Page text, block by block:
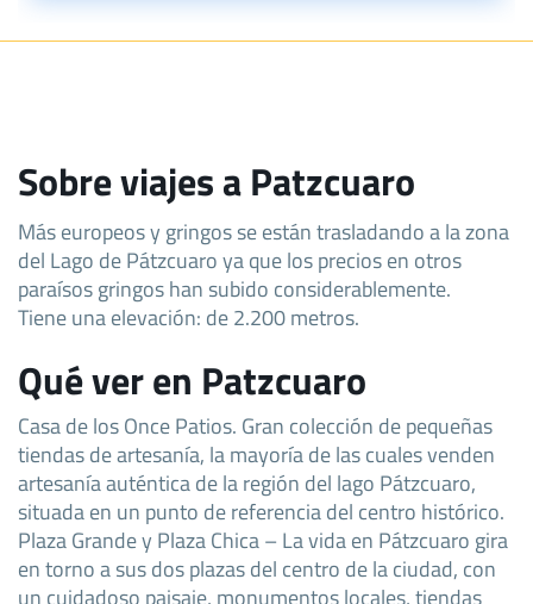
Sobre viajes a Patzcuaro
Más europeos y gringos se están trasladando a la zona
del Lago de Pátzcuaro ya que los precios en otros
paraísos gringos han subido considerablemente.
Tiene una elevación: de 2.200 metros.
Qué ver en Patzcuaro
Casa de los Once Patios. Gran colección de pequeñas
tiendas de artesanía, la mayoría de las cuales venden
artesanía auténtica de la región del lago Pátzcuaro,
situada en un punto de referencia del centro histórico.
Plaza Grande y Plaza Chica – La vida en Pátzcuaro gira
en torno a sus dos plazas del centro de la ciudad, con
un cuidadoso paisaje, monumentos locales, tiendas